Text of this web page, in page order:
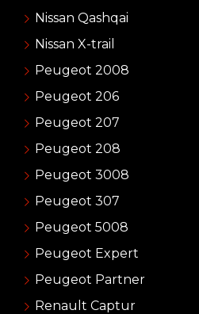
Nissan Qashqai
Nissan X-trail
Peugeot 2008
Peugeot 206
Peugeot 207
Peugeot 208
Peugeot 3008
Peugeot 307
Peugeot 5008
Peugeot Expert
Peugeot Partner
Renault Captur